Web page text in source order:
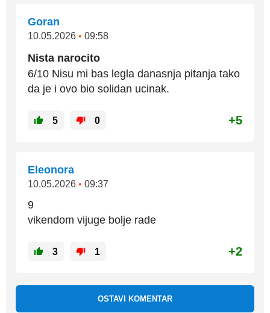
Goran
10.05.2026 • 09:58
Nista narocito
6/10 Nisu mi bas legla danasnja pitanja tako
da je i ovo bio solidan ucinak.
5 0 +5
Eleonora
10.05.2026 • 09:37
9
vikendom vijuge bolje rade
3 1 +2
OSTAVI KOMENTAR